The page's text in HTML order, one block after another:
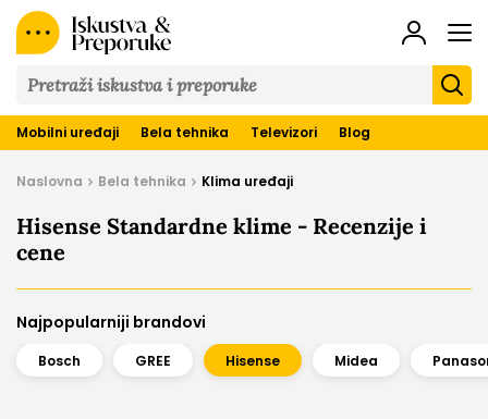
&
Preporuke
Mobilni uređaji Bela tehnika Televizori Blog
Naslovna Bela tehnika Klima uređaji
Hisense Standardne klime - Recenzije i
cene
Najpopularniji brandovi
Bosch GREE Hisense Midea